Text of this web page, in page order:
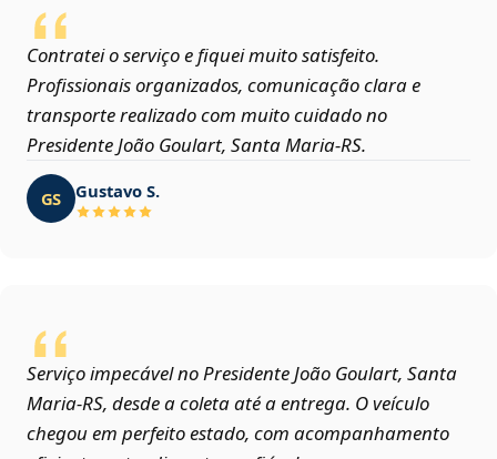
Contratei o serviço e fiquei muito satisfeito.
Profissionais organizados, comunicação clara e
transporte realizado com muito cuidado no
Presidente João Goulart, Santa Maria‑RS.
GS Gustavo S.
Serviço impecável no Presidente João Goulart, Santa
Maria‑RS, desde a coleta até a entrega. O veículo
chegou em perfeito estado, com acompanhamento